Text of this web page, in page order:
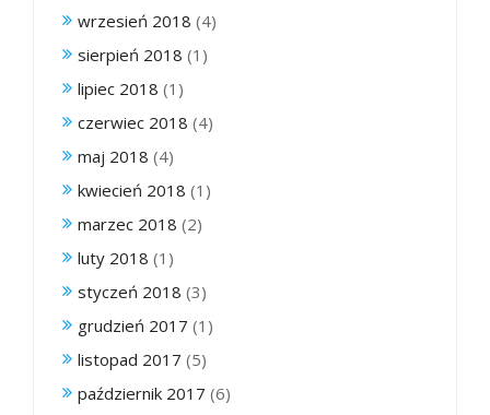
wrzesień 2018 (4)
sierpień 2018 (1)
lipiec 2018 (1)
czerwiec 2018 (4)
maj 2018 (4)
kwiecień 2018 (1)
marzec 2018 (2)
luty 2018 (1)
styczeń 2018 (3)
grudzień 2017 (1)
listopad 2017 (5)
październik 2017 (6)